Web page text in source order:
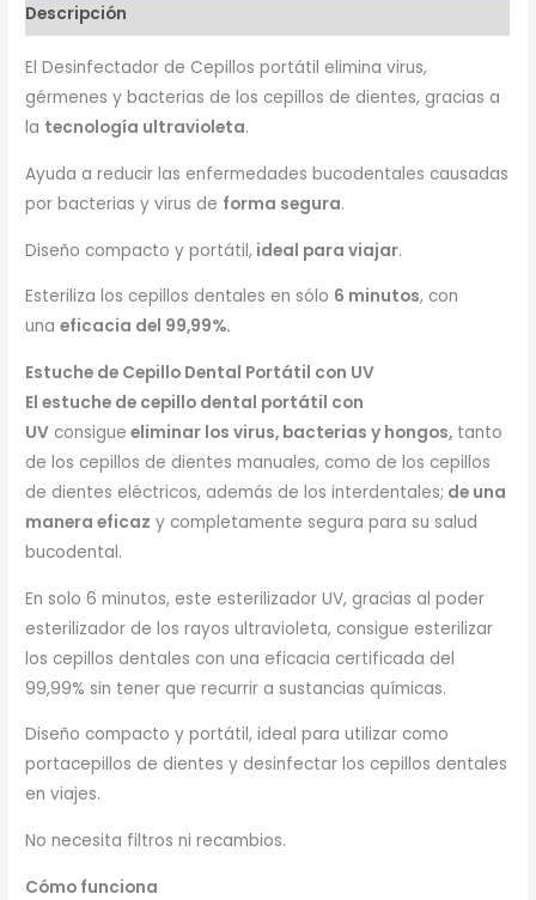
Descripción
El Desinfectador de Cepillos portátil elimina virus,
gérmenes y bacterias de los cepillos de dientes, gracias a
la tecnología ultravioleta.
Ayuda a reducir las enfermedades bucodentales causadas
por bacterias y virus de forma segura.
Diseño compacto y portátil, ideal para viajar.
Esteriliza los cepillos dentales en sólo 6 minutos, con
unaeficacia del 99,99%.
Estuche de Cepillo Dental Portátil con UV
El estuche de cepillo dental portátil con
UV consigue eliminar los virus, bacterias y hongos, tanto
de los cepillos de dientes manuales, como de los cepillos
de dientes eléctricos, además de los interdentales; de una
manera eficaz y completamente segura para su salud
bucodental.
En solo 6 minutos, este esterilizador UV, gracias al poder
esterilizador de los rayos ultravioleta, consigue esterilizar
los cepillos dentales con una eficacia certificada del
99,99% sin tener que recurrir a sustancias químicas.
Diseño compacto y portátil, ideal para utilizar como
portacepillos de dientes y desinfectar los cepillos dentales
en viajes.
No necesita filtros ni recambios.
Cómo funciona